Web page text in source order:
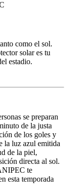
como el sol.
solar es tu
estadio.
se preparan
de la justa
de los goles y
la luz azul emitida
de la piel,
directa al sol.
te
esta temporada